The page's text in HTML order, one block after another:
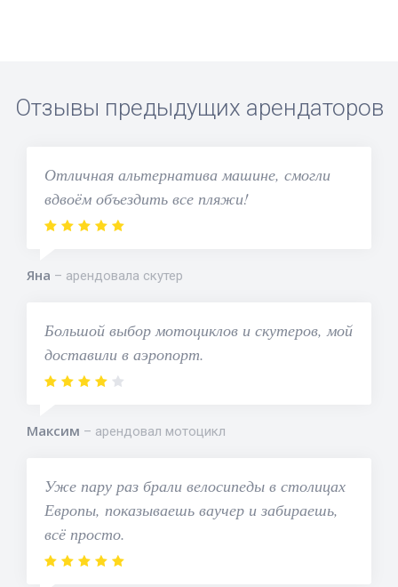
Отзывы предыдущих арендаторов
Отличная альтернатива машине, смогли
вдвоём объездить все пляжи!
Яна арендовала скутер
Большой выбор мотоциклов и скутеров, мой
доставили в аэропорт.
Максим арендовал мотоцикл
Уже пару раз брали велосипеды в столицах
Европы, показываешь ваучер и забираешь,
всё просто.